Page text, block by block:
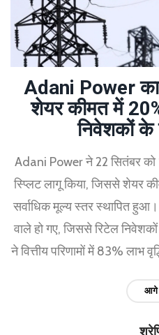
Adani Power का
शेयर कीमत में
निवेशकों के
Adani Power ने 22 सितंबर को
स्प्लिट लागू किया, जिससे शेयर
सर्वाधिक मूल्य स्तर स्थापित
वाले हो गए, जिससे रिटेल
ने वित्तीय परिणामों में 83% लाभ
आगे